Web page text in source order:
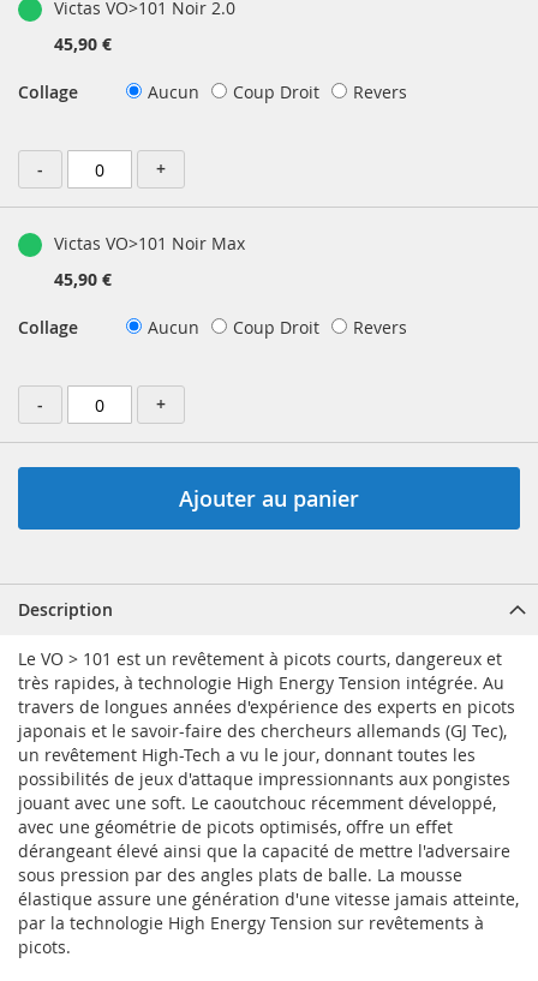
Victas VO>101 Noir 2.0
45,90 €
Collage Aucun Coup Droit Revers
- +
Victas VO>101 Noir Max
45,90 €
Collage Aucun Coup Droit Revers
- +
Ajouter au panier
Description
Le VO > 101 est un revêtement à picots courts, dangereux et
très rapides, à technologie High Energy Tension intégrée. Au
travers de longues années d'expérience des experts en picots
japonais et le savoir-faire des chercheurs allemands (GJ Tec),
un revêtement High-Tech a vu le jour, donnant toutes les
possibilités de jeux d'attaque impressionnants aux pongistes
jouant avec une soft. Le caoutchouc récemment développé,
avec une géométrie de picots optimisés, offre un effet
dérangeant élevé ainsi que la capacité de mettre l'adversaire
sous pression par des angles plats de balle. La mousse
élastique assure une génération d'une vitesse jamais atteinte,
par la technologie High Energy Tension sur revêtements à
picots.